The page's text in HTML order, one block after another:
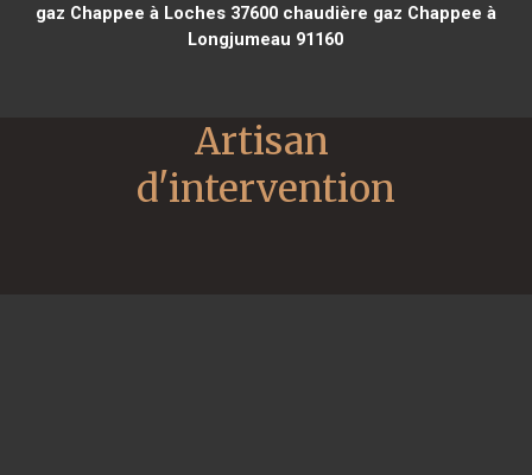
gaz Chappee à Loches 37600chaudière gaz Chappee à
Longjumeau 91160
Artisan
d'intervention